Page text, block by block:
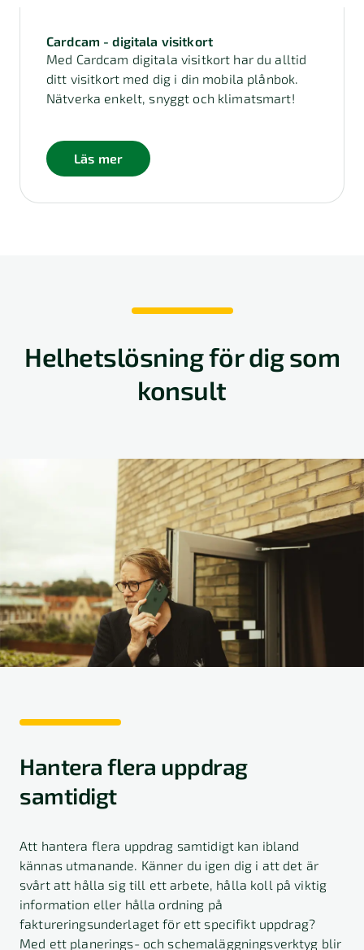
Cardcam - digitala visitkort
Med Cardcam digitala visitkort har du alltid
ditt visitkort med dig i din mobila plånbok.
Nätverka enkelt, snyggt och klimatsmart!
Läs mer
Helhetslösning för dig som
konsult
Hantera flera uppdrag
samtidigt
Att hantera flera uppdrag samtidigt kan ibland
kännas utmanande. Känner du igen dig i att det är
svårt att hålla sig till ett arbete, hålla koll på viktig
information eller hålla ordning på
faktureringsunderlaget för ett specifikt uppdrag?
Med ett planerings- och schemaläggningsverktyg blir